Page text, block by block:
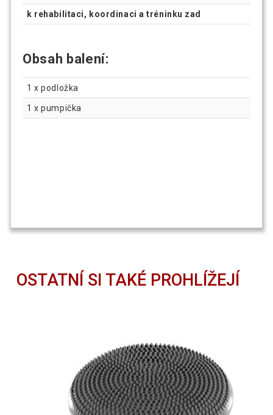
k rehabilitaci, koordinaci a tréninku zad
Obsah balení:
1 x podložka
1 x pumpička
OSTATNÍ SI TAKÉ PROHLÍŽEJÍ